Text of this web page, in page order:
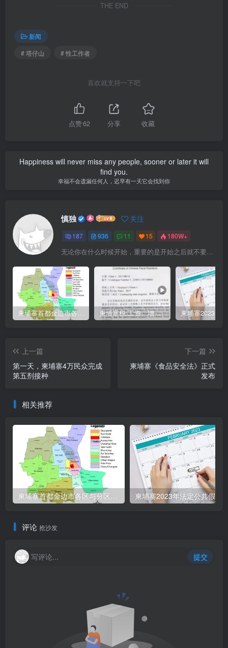
THE END
新闻
# 塔仔山
# 性工作者
喜欢就支持一下吧
点赞62 分享 收藏
Happiness will never miss any people, sooner or later it will
find you.
幸福不会遗漏任何人，迟早有一天它会找到你
慎独 关注
187 936 11 15 180W+
无论你在什么时候开始，重要的是开始之后就不要停止
柬埔寨首都金边市各区与分区名称分布 柬埔寨税:工资、增值、预扣、利润、专利、产业、注册税
上一篇
第一天，柬埔寨4万民众完成
第五剂接种
下一篇
柬埔寨《食品安全法》正式
发布
相关推荐
柬埔寨首都金边市各区与分区名称分布 柬埔寨2023年法定公共假期
评论 抢沙发
写评论... 提交